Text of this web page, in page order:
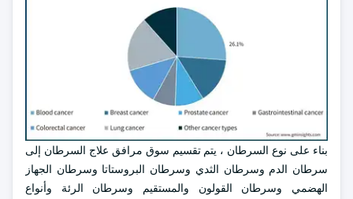
بناء على نوع السرطان ، يتم تقسيم سوق مرافق علاج السرطان إلى
سرطان الدم وسرطان الثدي وسرطان البروستاتا وسرطان الجهاز
الهضمي وسرطان القولون والمستقيم وسرطان الرئة وأنواع